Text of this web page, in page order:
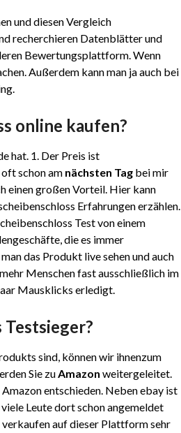
und diesen Vergleich
recherchieren Datenblätter und
Bewertungsplattform. Wenn
Außerdem kann man ja auch bei
online kaufen?
hat. 1. Der Preis ist
schon am nächsten Tag bei mir
einen großen Vorteil. Hier kann
Erfahrungen erzählen.
Test von einem
die es immer
das Produkt live sehen und auch
Menschen fast ausschließlich im
Mausklicks erledigt.
Testsieger?
sind, können wir ihnenzum
Sie zuAmazon weitergeleitet.
entschieden. Neben ebay ist
Leute dort schon angemeldet
auf dieser Plattform sehr